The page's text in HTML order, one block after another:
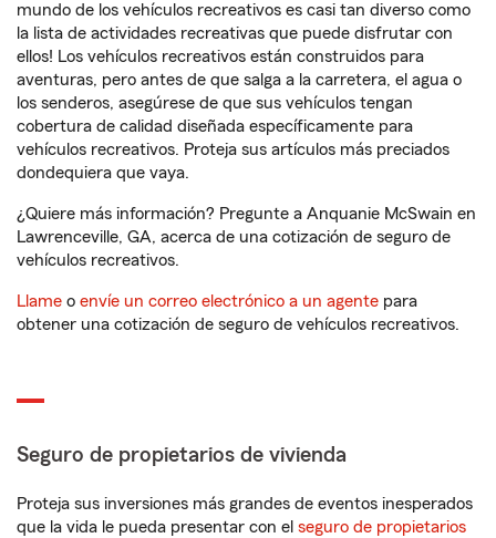
mundo de los vehículos recreativos es casi tan diverso como
la lista de actividades recreativas que puede disfrutar con
ellos! Los vehículos recreativos están construidos para
aventuras, pero antes de que salga a la carretera, el agua o
los senderos, asegúrese de que sus vehículos tengan
cobertura de calidad diseñada específicamente para
vehículos recreativos. Proteja sus artículos más preciados
dondequiera que vaya.
¿Quiere más información? Pregunte a Anquanie McSwain en
Lawrenceville, GA, acerca de una cotización de seguro de
vehículos recreativos.
Llame o envíe un correo electrónico a un agente para
obtener una cotización de seguro de vehículos recreativos.
Seguro de propietarios de vivienda
Proteja sus inversiones más grandes de eventos inesperados
que la vida le pueda presentar con el seguro de propietarios